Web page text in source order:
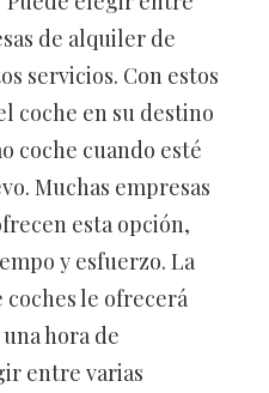
de alquiler de
servicios. Con estos
coche en su destino
coche cuando esté
Muchas empresas
esta opción,
y esfuerzo. La
le ofrecerá
hora de
entre varias